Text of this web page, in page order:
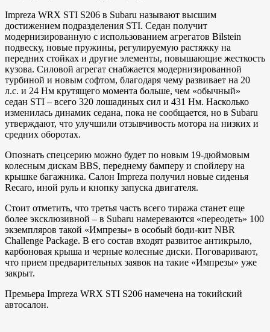
Impreza WRX STI S206 в Subaru называют высшим
достижением подразделения STI. Седан получит
модернизированную с использованием агрегатов Bilstein
подвеску, новые пружины, регулируемую растяжку на
передних стойках и другие элементы, повышающие жесткость
кузова. Силовой агрегат снабжается модернизированной
турбиной и новым софтом, благодаря чему развивает на 20
л.с. и 24 Нм крутящего момента больше, чем «обычный»
седан STI – всего 320 лошадиных сил и 431 Нм. Насколько
изменилась динамик седана, пока не сообщается, но в Subaru
утверждают, что улучшили отзывчивость мотора на низких и
средних оборотах.
Опознать спецсерию можно будет по новым 19-дюймовым
колесным дискам BBS, переднему бамперу и спойлеру на
крышке багажника. Салон Impreza получил новые сиденья
Recaro, иной руль и кнопку запуска двигателя.
Стоит отметить, что третья часть всего тиража станет еще
более эксклюзивной – в Subaru намереваются «переодеть» 100
экземпляров такой «Импрезы» в особый боди-кит NBR
Challenge Package. В его состав входят развитое антикрыло,
карбоновая крыша и черные колесные диски. Поговаривают,
что прием предварительных заявок на такие «Импрезы» уже
закрыт.
Премьера Impreza WRX STI S206 намечена на токийский
автосалон.